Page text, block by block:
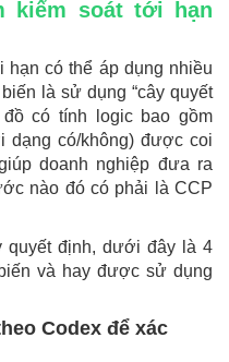
kiểm soát tới hạn
có thể áp dụng nhiều
là sử dụng “cây quyết
đồ có tính logic bao gồm
dạng có/không) được coi
doanh nghiệp đưa ra
nào đó có phải là CCP
quyết định, dưới đây là 4
và hay được sử dụng
Codex để xác